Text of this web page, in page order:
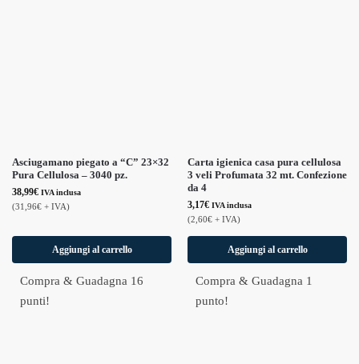
Asciugamano piegato a “C” 23×32
Pura Cellulosa – 3040 pz.
38,99€ IVA inclusa
(31,96€ + IVA)
Aggiungi al carrello
Compra & Guadagna 16
punti!
Carta igienica casa pura cellulosa
3 veli Profumata 32 mt. Confezione
da 4
3,17€ IVA inclusa
(2,60€ + IVA)
Aggiungi al carrello
Compra & Guadagna 1
punto!